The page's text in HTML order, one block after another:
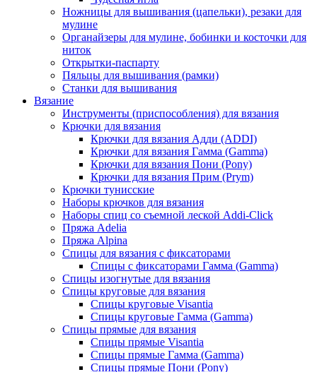
Ножницы для вышивания (цапельки), резаки для
мулине
Органайзеры для мулине, бобинки и косточки для
ниток
Открытки-паспарту
Пяльцы для вышивания (рамки)
Станки для вышивания
Вязание
Инструменты (приспособления) для вязания
Крючки для вязания
Крючки для вязания Адди (ADDI)
Крючки для вязания Гамма (Gamma)
Крючки для вязания Пони (Pony)
Крючки для вязания Прим (Prym)
Крючки тунисские
Наборы крючков для вязания
Наборы спиц со съемной леской Addi-Click
Пряжа Adelia
Пряжа Alpina
Спицы для вязания с фиксаторами
Спицы с фиксаторами Гамма (Gamma)
Спицы изогнутые для вязания
Спицы круговые для вязания
Спицы круговые Visantia
Спицы круговые Гамма (Gamma)
Спицы прямые для вязания
Спицы прямые Visantia
Спицы прямые Гамма (Gamma)
Спицы прямые Пони (Pony)